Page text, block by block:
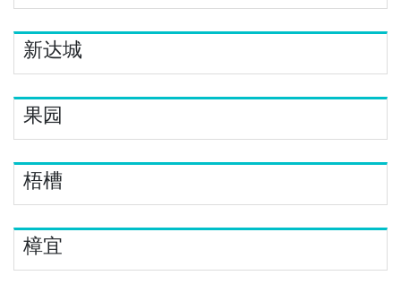
新达城
果园
梧槽
樟宜